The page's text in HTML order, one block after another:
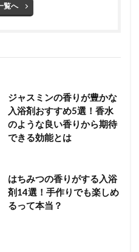
覧へ
ジャスミンの香りが豊かな
入浴剤おすすめ5選！香水
のような良い香りから期待
できる効能とは
はちみつの香りがする入浴
剤14選！手作りでも楽しめ
るって本当？